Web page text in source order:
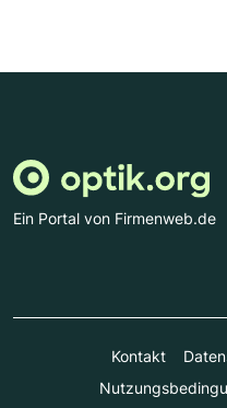
Ein Portal von Firmenweb.de
Kontakt